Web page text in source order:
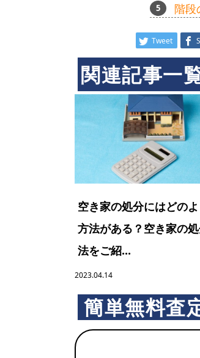
階段
Tweet
関連記事一
空き家の処分にはどの
方法がある？空き家の
法をご紹...
2023.04.14
簡単無料査